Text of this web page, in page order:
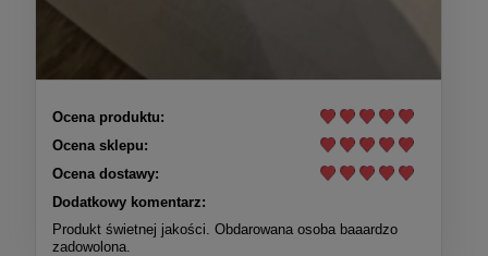
Ocena produktu:
Ocena sklepu:
Ocena dostawy:
Dodatkowy komentarz:
Produkt świetnej jakości. Obdarowana osoba baaardzo
zadowolona.